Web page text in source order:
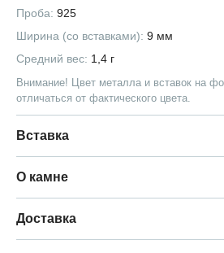
Проба: 925
Ширина (со вставками): 9 мм
Средний вес: 1,4 г
Внимание! Цвет металла и вставок на
отличаться от фактического цвета.
Вставка
О камне
Доставка